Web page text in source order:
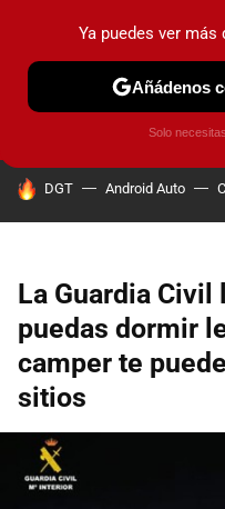
PRUEBAS COCHES
HOY SE HABLA DE
DGT Android Auto
La Guardia
puedas dormir
camper te
sitios
Ya puedes ver
Añádenos
Solo